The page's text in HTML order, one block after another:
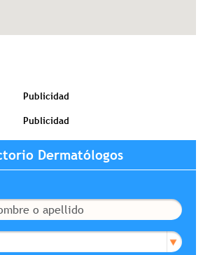
Publicidad
Publicidad
Dermatólogos